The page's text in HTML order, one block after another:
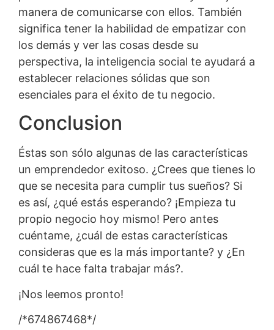
manera de comunicarse con ellos. También
significa tener la habilidad de empatizar con
los demás y ver las cosas desde su
perspectiva, la inteligencia social te ayudará a
establecer relaciones sólidas que son
esenciales para el éxito de tu negocio.
Conclusion
Éstas son sólo algunas de las características
un emprendedor exitoso. ¿Crees que tienes lo
que se necesita para cumplir tus sueños? Si
es así, ¿qué estás esperando? ¡Empieza tu
propio negocio hoy mismo! Pero antes
cuéntame, ¿cuál de estas características
consideras que es la más importante? y ¿En
cuál te hace falta trabajar más?.
¡Nos leemos pronto!
/*674867468*/